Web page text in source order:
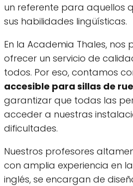
un referente para aquellos
sus habilidades lingüísticas.
En la Academia Thales,
ofrecer un servicio de
todos. Por eso, contamos
accesible para sillas de
garantizar que todas las
acceder a nuestras
dificultades.
Nuestros profesores
con amplia experiencia en
inglés, se encargan de